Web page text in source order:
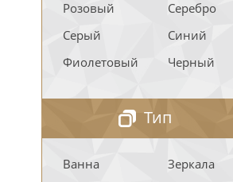
Розовый
Серебро
Серый
Синий
Фиолетовый
Черный
Тип
Ванна
Зеркала